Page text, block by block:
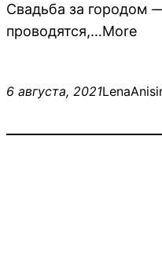
Свадьба за городом
проводятся,…More
6 августа, 2021